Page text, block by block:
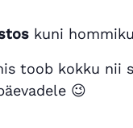
kuni
toob kokku nii
😉